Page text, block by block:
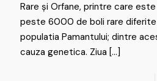
Rare și Orfane, printre care
peste 6000 de boli rare
populatia Pamantului; dintre
cauza genetica. Ziua […]